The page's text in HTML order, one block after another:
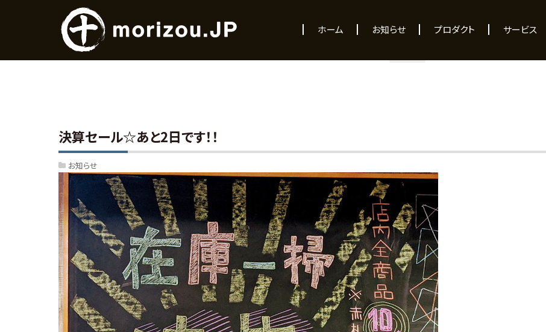
ホーム お知らせ プロダクト サービス
NEWS
決算セール☆あと2日です！！
お知らせ